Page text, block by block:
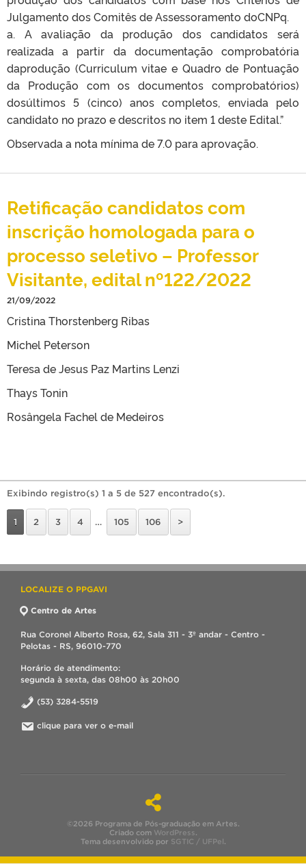
Julgamento dos Comitês de Assessoramento doCNPq.
a. A avaliação da produção dos candidatos será
realizada a partir da documentação comprobatória
daprodução (Curriculum vitae e Quadro de Pontuação
da Produção com os documentos comprobatórios)
dosúltimos 5 (cinco) anos completos, enviada pelo
candidato no prazo e descritos no item 1 deste Edital.”
Observada a nota mínima de 7.0 para aprovação.
Retificação candidatos com
inscrição homologada para o
processo seletivo – Professor
Visitante, edital nº122/2022
21/09/2022
Cristina Thorstenberg Ribas
Michel Peterson
Teresa de Jesus Paz Martins Lenzi
Thays Tonin
Rosângela Fachel de Medeiros
Exibindo registro(s) 1 a 5 de 527 encontrado(s).
1 2 3 4 … 105 106 >
LOCALIZE O PPGAVI
Centro de Artes
Rua Coronel Alberto Rosa, 62, Sala 311 - 3º andar - Centro -
Pelotas - RS, 96010-770
Horário de atendimento:
segunda à sexta, das 08h00 às 20h00
(53) 3284-5519
clique para ver o e-mail
©2026 Programa de Pós-graduação em Artes.
Criado com WordPress.
Tema desenvolvido por SGTIC / UFPel .